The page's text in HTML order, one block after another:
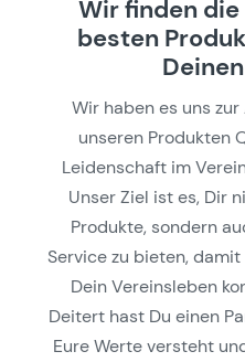
Wir finden
besten
Wir haben es uns
unseren Produkten
Leidenschaft im
Unser Ziel ist es, Dir
Produkte, sondern
Service zu bieten,
Dein Vereinsleben
Deitert hast Du einen
Eure Werte versteht